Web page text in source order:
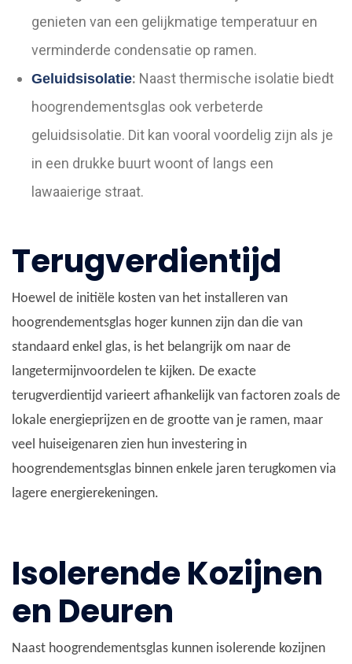
genieten van een gelijkmatige temperatuur en
verminderde condensatie op ramen.
Geluidsisolatie: Naast thermische isolatie biedt
hoogrendementsglas ook verbeterde
geluidsisolatie. Dit kan vooral voordelig zijn als je
in een drukke buurt woont of langs een
lawaaierige straat.
Terugverdientijd
Hoewel de initiële kosten van het installeren van
hoogrendementsglas hoger kunnen zijn dan die van
standaard enkel glas, is het belangrijk om naar de
langetermijnvoordelen te kijken. De exacte
terugverdientijd varieert afhankelijk van factoren zoals de
lokale energieprijzen en de grootte van je ramen, maar
veel huiseigenaren zien hun investering in
hoogrendementsglas binnen enkele jaren terugkomen via
lagere energierekeningen.
Isolerende Kozijnen
en Deuren
Naast hoogrendementsglas kunnen isolerende kozijnen